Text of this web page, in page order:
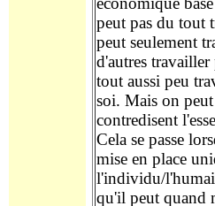
peut pas du tout
peut seulement
d'autres
tout aussi peu
soi. Mais on peut
contredisent
Cela se passe
mise en place
l'individu/
qu'il peut quand